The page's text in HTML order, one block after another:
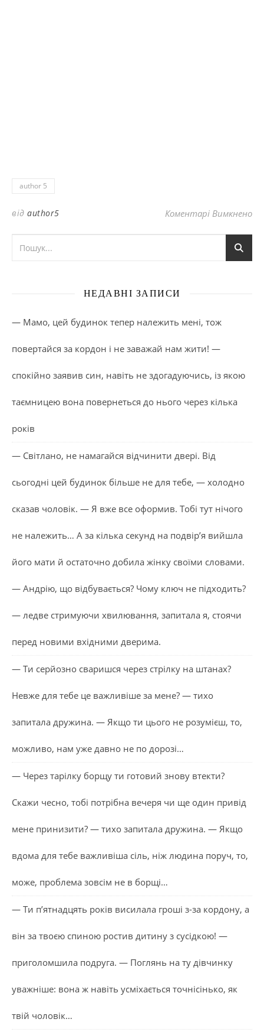
author 5
від author5 Коментарі Вимкненодо
НЕДАВНІ ЗАПИСИ
— Мамо, цей будинок тепер належить мені, тож
повертайся за кордон і не заважай нам жити! —
спокійно заявив син, навіть не здогадуючись, із якою
таємницею вона повернеться до нього через кілька
років
— Світлано, не намагайся відчинити двері. Від
сьогодні цей будинок більше не для тебе, — холодно
сказав чоловік. — Я вже все оформив. Тобі тут нічого
не належить… А за кілька секунд на подвір’я вийшла
його мати й остаточно добила жінку своїми словами.
— Андрію, що відбувається? Чому ключ не підходить?
— ледве стримуючи хвилювання, запитала я, стоячи
перед новими вхідними дверима.
— Ти серйозно сваришся через стрілку на штанах?
Невже для тебе це важливіше за мене? — тихо
запитала дружина. — Якщо ти цього не розумієш, то,
можливо, нам уже давно не по дорозі…
— Через тарілку борщу ти готовий знову втекти?
Скажи чесно, тобі потрібна вечеря чи ще один привід
мене принизити? — тихо запитала дружина. — Якщо
вдома для тебе важливіша сіль, ніж людина поруч, то,
може, проблема зовсім не в борщі…
— Ти п’ятнадцять років висилала гроші з-за кордону, а
він за твоєю спиною ростив дитину з сусідкою! —
приголомшила подруга. — Поглянь на ту дівчинку
уважніше: вона ж навіть усміхається точнісінько, як
твій чоловік…